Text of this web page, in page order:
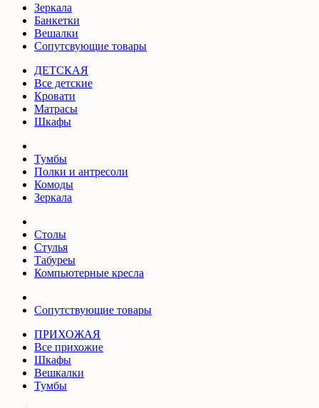
Зеркала
Банкетки
Вешалки
Сопутсвующие товары
ДЕТСКАЯ
Все детские
Кровати
Матрасы
Шкафы
Тумбы
Полки и антресоли
Комоды
Зеркала
Столы
Стулья
Табуреы
Компьютерные кресла
Сопутствующие товары
ПРИХОЖАЯ
Все прихожие
Шкафы
Вешкалки
Тумбы